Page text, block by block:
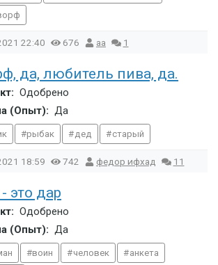
22:40 676 aa 1
да, любитель пива, да.
Одобрено
(Опыт): Да
рыбак дед старый
18:59 742 федор ифхад 11
это дар
Одобрено
(Опыт): Да
воин человек анкета